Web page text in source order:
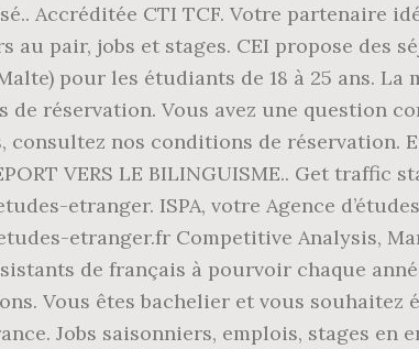
Accréditée CTI TCF. Votre partenaire
au pair, jobs et stages. CEI propose des
pour les étudiants de 18 à 25 ans.
de réservation. Vous avez une question
nos conditions de réservation.
VERS LE BILINGUISME.. Get
etranger. ISPA, votre Agence
etranger.fr Competitive Analysis,
de français à pourvoir chaque
Vous êtes bachelier et vous souhaitez
Jobs saisonniers, emplois, stages en